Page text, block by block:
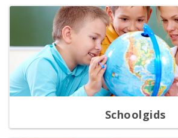
Schoolgids